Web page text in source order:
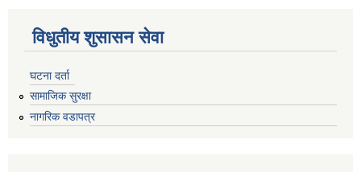
विधुतीय शुसासन सेवा
घटना दर्ता
सामाजिक सुरक्षा
नागरिक वडापत्र